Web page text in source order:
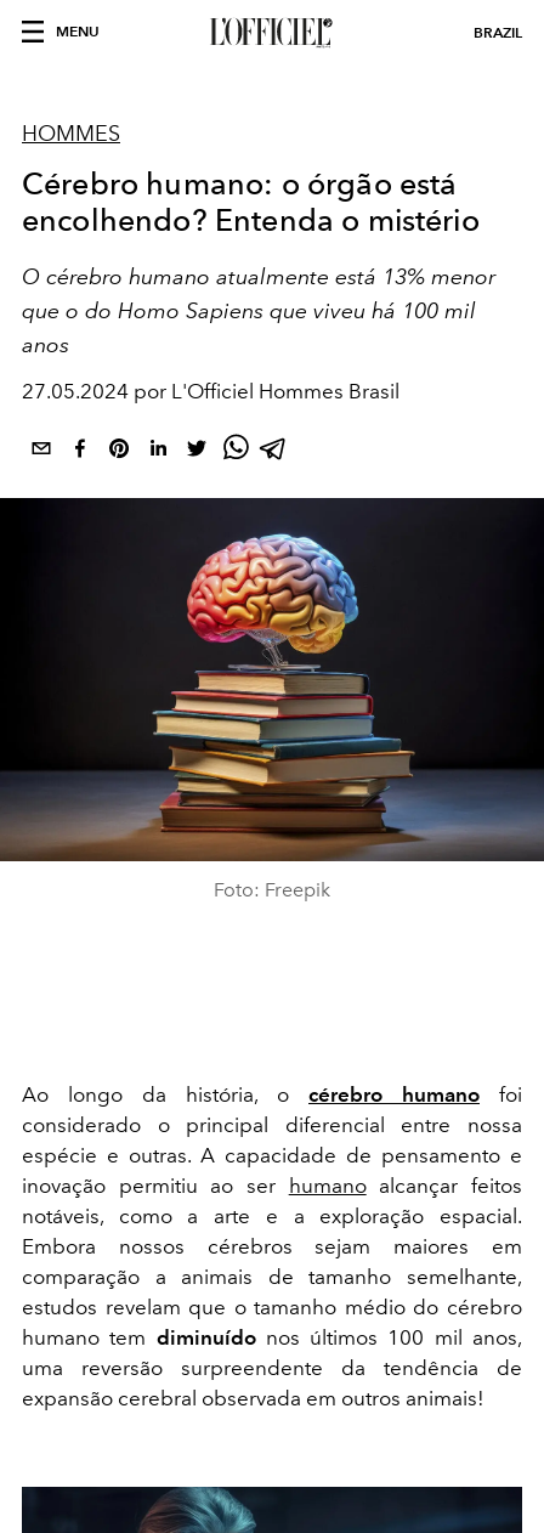
MENU BRAZIL
HOMMES
Cérebro humano: o órgão está
encolhendo? Entenda o mistério
O cérebro humano atualmente está 13% menor
que o do Homo Sapiens que viveu há 100 mil
anos
27.05.2024 por L'Officiel Hommes Brasil
Foto: Freepik
Ao longo da história, o cérebro humano foi
considerado o principal diferencial entre nossa
espécie e outras. A capacidade de pensamento e
inovação permitiu ao ser humanoalcançar feitos
notáveis, como a arte e a exploração espacial.
Embora nossos cérebros sejam maiores em
comparação a animais de tamanho semelhante,
estudos revelam que o tamanho médio do cérebro
humano tem diminuídonos últimos 100 mil anos,
uma reversão surpreendente da tendência de
expansão cerebral observada em outros animais!